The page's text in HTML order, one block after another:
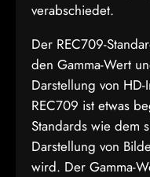
verabschiedet.
Der REC709-
den Gamma-Wert
Darstellung von
REC709 ist etwas
Standards wie dem
Darstellung von
wird. Der Gamma-